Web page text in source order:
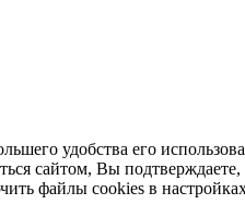
удобства его
сайтом, Вы
файлы cookies в